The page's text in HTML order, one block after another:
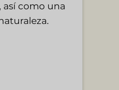
así como una